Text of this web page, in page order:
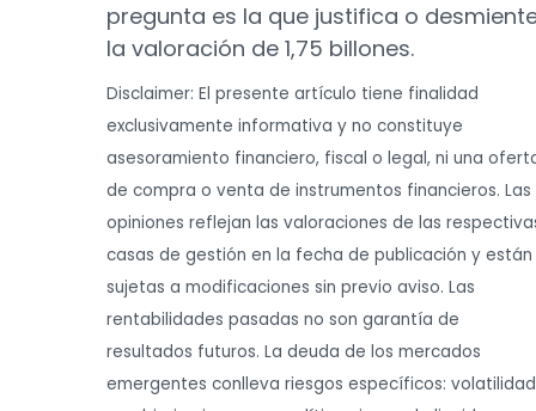
pregunta es la que justifica o
la valoración de 1,75 billones.
Disclaimer: El presente artículo tiene finalidad
exclusivamente informativa y no constituye
asesoramiento financiero, fiscal o legal, ni una
de compra o venta de instrumentos financieros. Las
opiniones reflejan las valoraciones de las
casas de gestión en la fecha de publicación y están
sujetas a modificaciones sin previo aviso. Las
rentabilidades pasadas no son garantía de
resultados futuros. La deuda de los mercados
emergentes conlleva riesgos específicos: volatilidad